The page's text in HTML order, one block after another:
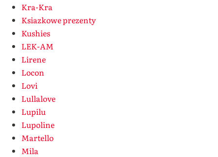
Kra-Kra
Ksiazkowe prezenty
Kushies
LEK-AM
Lirene
Locon
Lovi
Lullalove
Lupilu
Lupoline
Martello
Mila